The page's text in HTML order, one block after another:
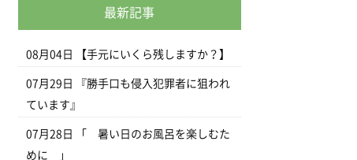
最新記事
08月04日 【手元にいくら残しますか？】
07月29日
『勝手口も侵入犯罪者に狙われ
ています』
07月28日
「 暑い日のお風呂を楽しむた
めに 」